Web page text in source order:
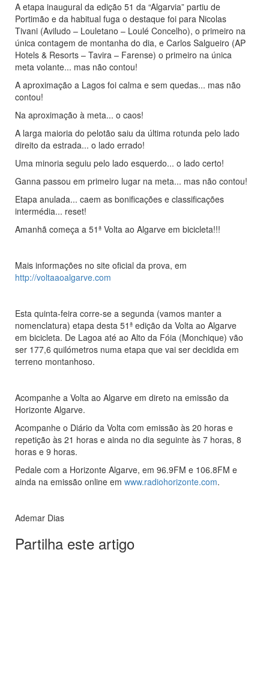
A etapa inaugural da edição 51 da “Algarvia” partiu de
Portimão e da habitual fuga o destaque foi para Nicolas
Tivani (Aviludo – Louletano – Loulé Concelho), o primeiro na
única contagem de montanha do dia, e Carlos Salgueiro (AP
Hotels & Resorts – Tavira – Farense) o primeiro na única
meta volante... mas não contou!
A aproximação a Lagos foi calma e sem quedas... mas não
contou!
Na aproximação à meta... o caos!
A larga maioria do pelotão saiu da última rotunda pelo lado
direito da estrada... o lado errado!
Uma minoria seguiu pelo lado esquerdo... o lado certo!
Ganna passou em primeiro lugar na meta... mas não contou!
Etapa anulada... caem as bonificações e classificações
intermédia... reset!
Amanhã começa a 51ª Volta ao Algarve em bicicleta!!!
Mais informações no site oficial da prova, em
http://voltaaoalgarve.com
Esta quinta-feira corre-se a segunda (vamos manter a
nomenclatura) etapa desta 51ª edição da Volta ao Algarve
em bicicleta. De Lagoa até ao Alto da Fóia (Monchique) vão
ser 177,6 quilómetros numa etapa que vai ser decidida em
terreno montanhoso.
Acompanhe a Volta ao Algarve em direto na emissão da
Horizonte Algarve.
Acompanhe o Diário da Volta com emissão às 20 horas e
repetição às 21 horas e ainda no dia seguinte às 7 horas, 8
horas e 9 horas.
Pedale com a Horizonte Algarve, em 96.9FM e 106.8FM e
ainda na emissão online em www.radiohorizonte.com.
Ademar Dias
Partilha este artigo